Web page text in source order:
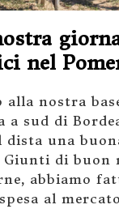
nel
alla nostra
a sud di
dista una
di buon
abbiamo
al